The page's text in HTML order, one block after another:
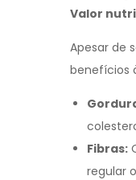
Valor
Apesar de
benefícios
Fibras:
regular